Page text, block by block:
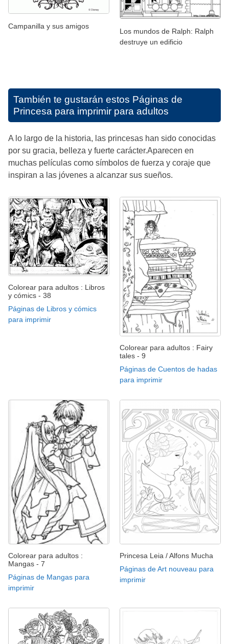
Campanilla y sus amigos
Los mundos de Ralph: Ralph
destruye un edificio
También te gustarán estos Páginas de
Princesa para imprimir para adultos
A lo largo de la historia, las princesas han sido conocidas
por su gracia, belleza y fuerte carácter.Aparecen en
muchas películas como símbolos de fuerza y coraje que
inspiran a las jóvenes a alcanzar sus sueños.
Colorear para adultos : Libros
y cómics - 38
Páginas de Libros y cómics
para imprimir
Colorear para adultos : Fairy
tales - 9
Páginas de Cuentos de hadas
para imprimir
Colorear para adultos :
Mangas - 7
Páginas de Mangas para
imprimir
Princesa Leia / Alfons Mucha
Páginas de Art nouveau para
imprimir